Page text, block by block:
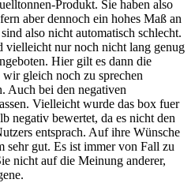
Produkt. Sie haben also
aber dennoch ein hohes Maß an
also nicht automatisch schlecht.
nur noch nicht lang genug
Hier gilt es dann die
gleich noch zu sprechen
Auch bei den negativen
Vielleicht wurde das box fuer
negativ bewertet, da es nicht den
entsprach. Auf ihre Wünsche
sehr gut. Es ist immer von Fall zu
nicht auf die Meinung anderer,